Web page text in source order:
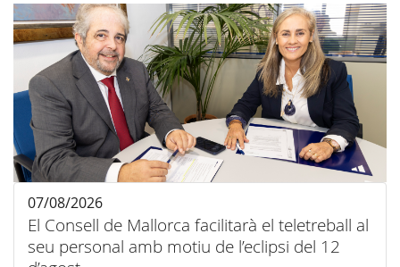
El Consell de Mallorca facilitarà el teletreball al
seu personal amb motiu de l’eclipsi del 12
07/08/2026